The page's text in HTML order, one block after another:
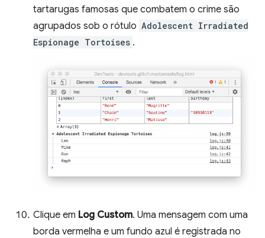
tartarugas famosas que combatem o crime são
agrupados sob o rótulo Adolescent Irradiated
Espionage Tortoises .
Clique em Log Custom. Uma mensagem com uma
borda vermelha e um fundo azul é registrada no